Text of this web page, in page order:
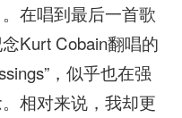
在唱到最后一首歌
Kurt Cobain翻唱的
，似乎也在强
相对来说，我却更